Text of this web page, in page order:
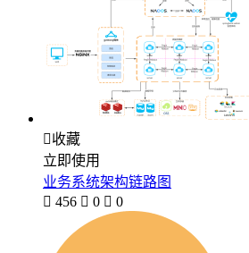
收藏
立即使用
业务系统架构链路图
 456  0  0